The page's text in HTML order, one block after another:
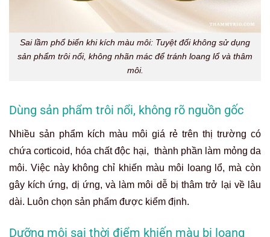
Sai lầm phổ biến khi kích màu môi: Tuyệt đối không sử dụng
sản phẩm trôi nổi, không nhãn mác để tránh loang lổ và thâm
môi.
Dùng sản phẩm trôi nổi, không rõ nguồn gốc
Nhiều sản phẩm kích màu môi giá rẻ trên thị trường có
chứa corticoid, hóa chất độc hại, thành phần làm mỏng da
môi. Việc này không chỉ khiến màu môi loang lổ, mà còn
gây kích ứng, dị ứng, và làm môi dễ bị thâm trở lại về lâu
dài. Luôn chọn sản phẩm được kiểm định.
Dưỡng môi sai thời điểm khiến màu bị loang